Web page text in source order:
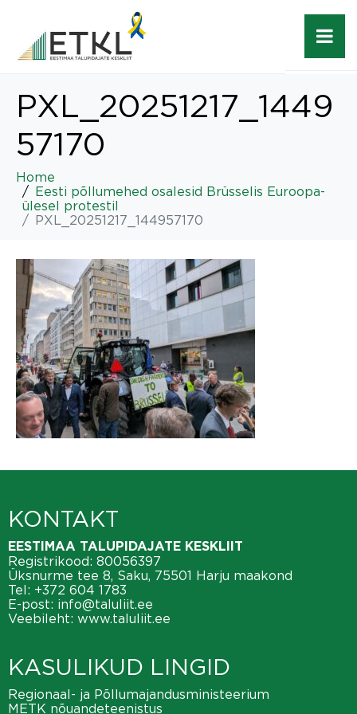
PXL_20251217_1449
57170
Home
Eesti põllumehed osalesid Brüsselis Euroopa-
ülesel protestil
PXL_20251217_144957170
KONTAKT
EESTIMAA TALUPIDAJATE KESKLIIT
Registrikood: 80056397
Üksnurme tee 8, Saku, 75501 Harju maakond
Tel: +372 604 1783
E-post: info@taluliit.ee
Veebileht: www.taluliit.ee
KASULIKUD LINGID
Regionaal- ja Põllumajandusministeerium
METK nõuandeteenistus